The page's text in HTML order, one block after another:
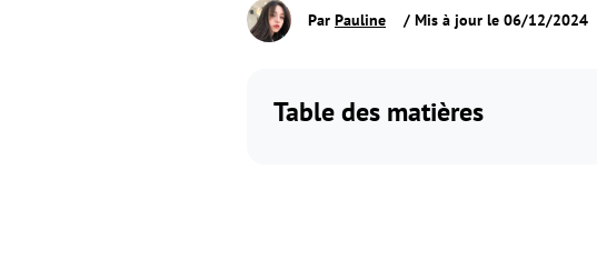
Par Pauline / Mis à jour le 06/12/2024
Table des matières